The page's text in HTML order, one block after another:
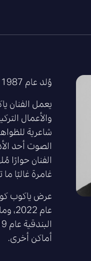
وُلد عام 1987 في الدنمارك. يُقيم ويعمل بين برلين بألمانيا ونيويورك بالولايات المتحدة الأمريكية.
يعمل الفنان
والأعمال
شاعرية
الصوت أحد
الفنان حوارًا
غامرة غالبًا
عرض ياكوب
أماكن أخرى.